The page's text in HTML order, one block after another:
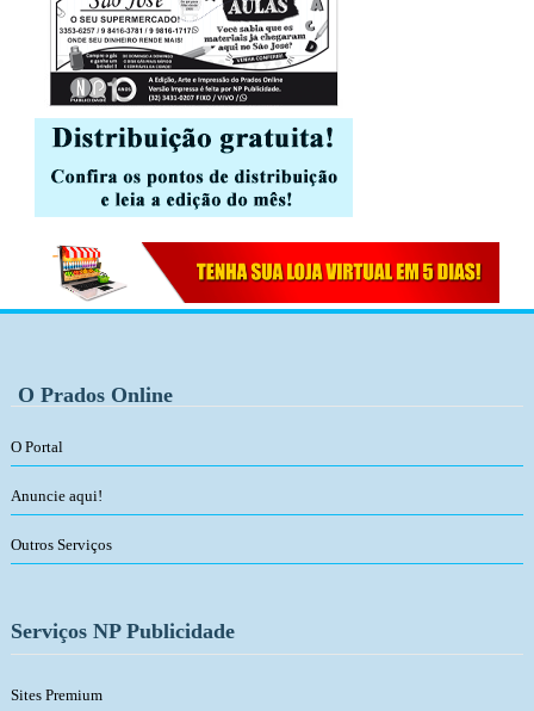
O Prados Online
O Portal
Anuncie aqui!
Outros Serviços
Serviços NP Publicidade
Sites Premium